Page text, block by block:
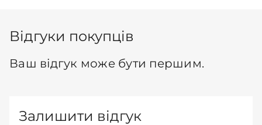
Відгуки покупців
Ваш відгук може бути першим.
Залишити відгук